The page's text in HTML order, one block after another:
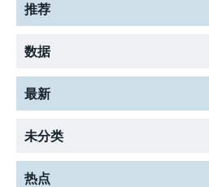
推荐
数据
最新
未分类
热点